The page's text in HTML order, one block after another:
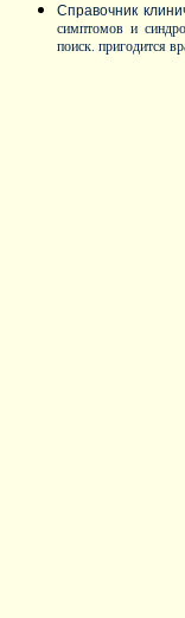
Справочник
симптомов и
поиск. пригодится